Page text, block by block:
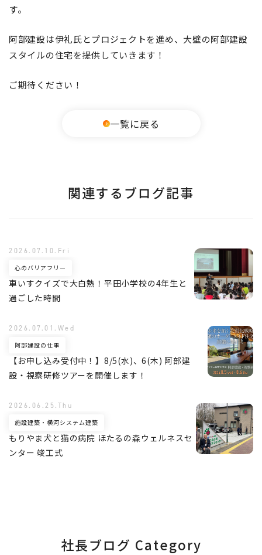
す。
阿部建設は伊礼氏とプロジェクトを進め、大壁の阿部建設
スタイルの住宅を提供していきます！
ご期待ください！
一覧に戻る
関連するブログ記事
車いすクイズで大白熱！平田小学校の4年生と
過ごした時間
心のバリアフリー
2026.07.10.Fri
【お申し込み受付中！】8/5(水)、6(木) 阿部建
設・視察研修ツアーを開催します！
阿部建設の仕事
2026.07.01.Wed
もりやま犬と猫の病院 ほたるの森ウェルネスセ
ンター 竣工式
施設建築・横河システム建築
2026.06.25.Thu
社長ブログ Category